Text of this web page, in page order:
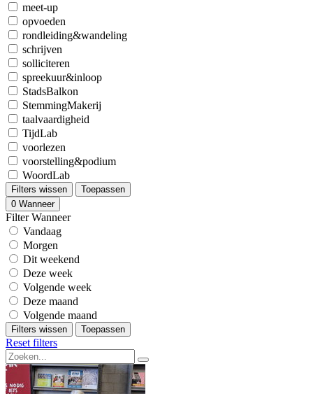
meet-up
opvoeden
rondleiding&wandeling
schrijven
solliciteren
spreekuur&inloop
StadsBalkon
StemmingMakerij
taalvaardigheid
TijdLab
voorlezen
voorstelling&podium
WoordLab
Filters wissen
Toepassen
0 Wanneer
Filter Wanneer
Vandaag
Morgen
Dit weekend
Deze week
Volgende week
Deze maand
Volgende maand
Filters wissen Toepassen
Reset filters